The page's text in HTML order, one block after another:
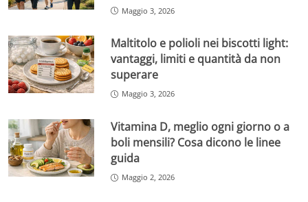
Maggio 3, 2026
Maltitolo e polioli nei biscotti light:
vantaggi, limiti e quantità da non
superare
Maggio 3, 2026
Vitamina D, meglio ogni giorno o a
boli mensili? Cosa dicono le linee
guida
Maggio 2, 2026